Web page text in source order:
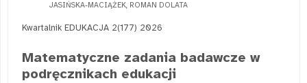
JASIŃSKA-MACIĄŻEK, ROMAN DOLATA
Kwartalnik EDUKACJA 2(177) 2026
Matematyczne zadania badawcze w
podręcznikach edukacji